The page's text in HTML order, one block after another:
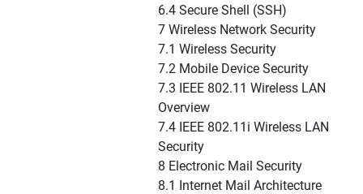
6.4 Secure Shell (SSH)
7 Wireless Network Security
7.1 Wireless Security
7.2 Mobile Device Security
7.3 IEEE 802.11 Wireless LAN
Overview
7.4 IEEE 802.11i Wireless LAN
Security
8 Electronic Mail Security
8.1 Internet Mail Architecture